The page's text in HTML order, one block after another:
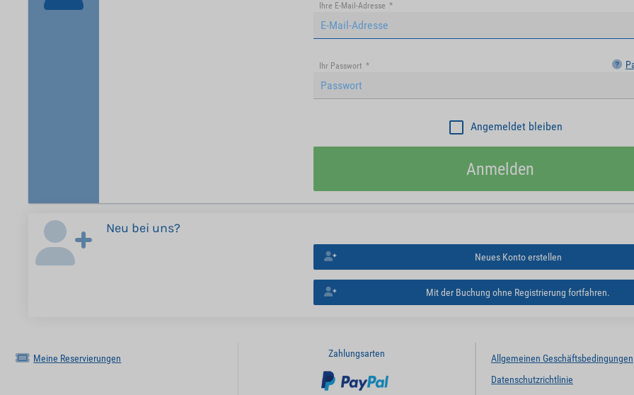
Ihre E-Mail-Adresse *
Ihr Passwort *
Angemeldet bleiben
Anmelden
Neu bei uns?
Neues Konto erstellen
Mit der Buchung ohne Registrierung fortfahren.
Meine Reservierungen Zahlungsarten
Allgemeinen Geschäftsbedingungen
Datenschutzrichtlinie